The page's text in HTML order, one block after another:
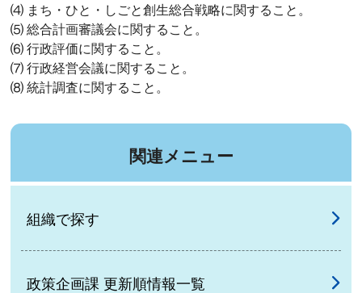
⑷ まち・ひと・しごと創生総合戦略に関すること。
⑸ 総合計画審議会に関すること。
⑹ 行政評価に関すること。
⑺ 行政経営会議に関すること。
⑻ 統計調査に関すること。
関連メニュー
組織で探す
政策企画課 更新順情報一覧